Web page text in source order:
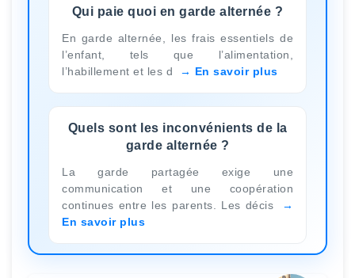
Qui paie quoi en garde alternée ?
En garde alternée, les frais essentiels de
l’enfant, tels que l’alimentation,
l’habillement et les d
En savoir plus
Quels sont les inconvénients de la
garde alternée ?
La garde partagée exige une
communication et une coopération
continues entre les parents. Les décis
En savoir plus